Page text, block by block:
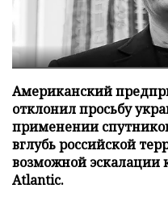
Американский
отклонил просьбу
применении
вглубь российской
возможной эскалации
Atlantic.